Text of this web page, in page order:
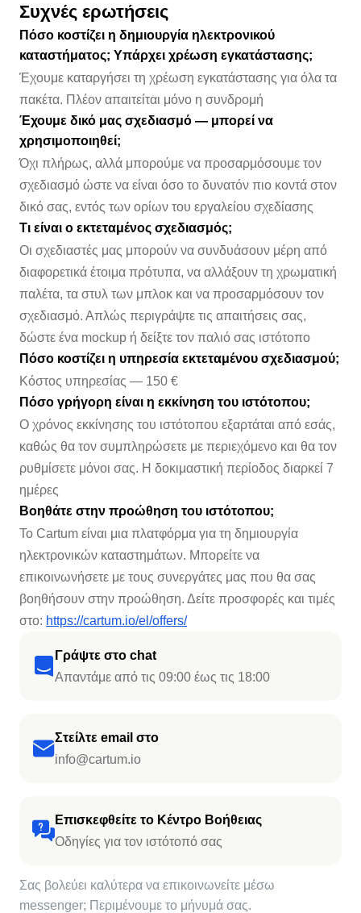
Γράψτε στο chat
Απαντάμε από τις 09:00 έως τις 18:00
Στείλτε email στο
info@cartum.io
Επισκεφθείτε το Κέντρο Βοήθειας
Οδηγίες για τον ιστότοπό σας
Σας βολεύει καλύτερα να επικοινωνείτε μέσω
messenger; Περιμένουμε το μήνυμά σας.
Συχνές ερωτήσεις
Πόσο κοστίζει η δημιουργία ηλεκτρονικού
καταστήματος; Υπάρχει χρέωση εγκατάστασης;
Έχουμε καταργήσει τη χρέωση εγκατάστασης για όλα τα
πακέτα. Πλέον απαιτείται μόνο η συνδρομή
Έχουμε δικό μας σχεδιασμό — μπορεί να
χρησιμοποιηθεί;
Όχι πλήρως, αλλά μπορούμε να προσαρμόσουμε τον
σχεδιασμό ώστε να είναι όσο το δυνατόν πιο κοντά στον
δικό σας, εντός των ορίων του εργαλείου σχεδίασης
Τι είναι ο εκτεταμένος σχεδιασμός;
Οι σχεδιαστές μας μπορούν να συνδυάσουν μέρη από
διαφορετικά έτοιμα πρότυπα, να αλλάξουν τη χρωματική
παλέτα, τα στυλ των μπλοκ και να προσαρμόσουν τον
σχεδιασμό. Απλώς περιγράψτε τις απαιτήσεις σας,
δώστε ένα mockup ή δείξτε τον παλιό σας ιστότοπο
Πόσο κοστίζει η υπηρεσία εκτεταμένου σχεδιασμού;
Κόστος υπηρεσίας — 150 €
Πόσο γρήγορη είναι η εκκίνηση του ιστότοπου;
Ο χρόνος εκκίνησης του ιστότοπου εξαρτάται από εσάς,
καθώς θα τον συμπληρώσετε με περιεχόμενο και θα τον
ρυθμίσετε μόνοι σας. Η δοκιμαστική περίοδος διαρκεί 7
ημέρες
Βοηθάτε στην προώθηση του ιστότοπου;
Το Cartum είναι μια πλατφόρμα για τη δημιουργία
ηλεκτρονικών καταστημάτων. Μπορείτε να
επικοινωνήσετε με τους συνεργάτες μας που θα σας
βοηθήσουν στην προώθηση. Δείτε προσφορές και τιμές
στο: https://cartum.io/el/offers/